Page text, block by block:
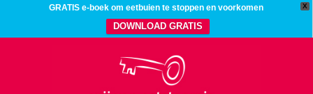
X
GRATIS e-boek om eetbuien te stoppen en voorkomen
DOWNLOAD GRATIS